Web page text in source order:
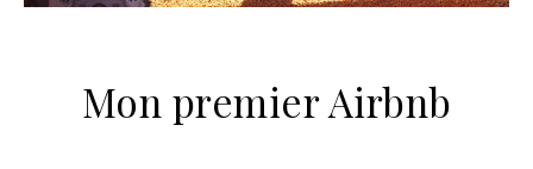
Mon premier Airbnb